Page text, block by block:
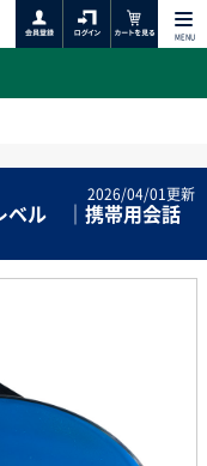
MENU
2026/04/01更新
ベル ｜携帯用会話